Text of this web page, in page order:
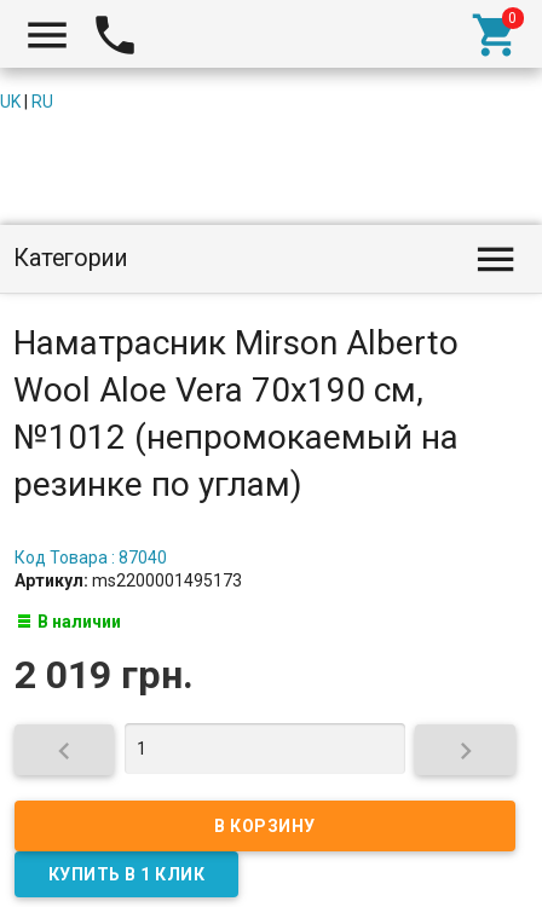
  
UK RU
Категории 
Наматрасник Mirson Alberto
Wool Aloe Vera 70x190 см,
№1012 (непромокаемый на
резинке по углам)
Код Товара : 87040
Артикул: ms2200001495173
В наличии
2 019 грн.
 